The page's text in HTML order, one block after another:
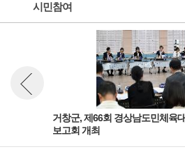
시민참여
거창군, 제66회 경상남도민체육
보고회 개최
뉴스 이전보기